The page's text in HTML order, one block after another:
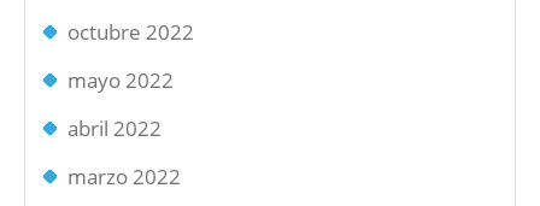
octubre 2022
mayo 2022
abril 2022
marzo 2022